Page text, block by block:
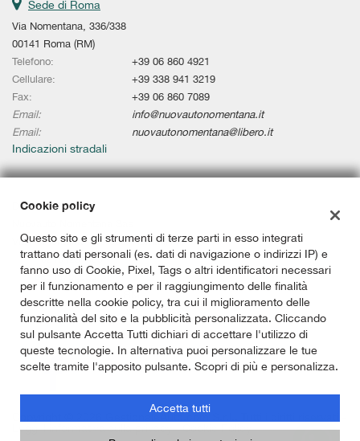
Sede di Roma
Via Nomentana, 336/338
00141 Roma (RM)
Telefono:
+39 06 860 4921
Cellulare:
+39 338 941 3219
Fax:
+39 06 860 7089
Email:
info@nuovautonomentana.it
Email:
nuovautonomentana@libero.it
Indicazioni stradali
Dati fiscali:
Via Nomentana, 336/338, Roma (RM)
P.IVA:02101291009
C.F:08613700585
Registro delle imprese:RM
Leggi l'informativa sulla privacy-Cookie Policy
Cookie policy
Questo sito e gli strumenti di terze parti in esso integrati
trattano dati personali (es. dati di navigazione o indirizzi IP) e
fanno uso di Cookie, Pixel, Tags o altri identificatori necessari
per il funzionamento e per il raggiungimento delle finalità
descritte nella cookie policy, tra cui il miglioramento delle
funzionalità del sito e la pubblicità personalizzata. Cliccando
sul pulsante Accetta Tutti dichiari di accettare l'utilizzo di
queste tecnologie. In alternativa puoi personalizzare le tue
scelte tramite l'apposito pulsante. Scopri di più e personalizza.
Accetta tutti